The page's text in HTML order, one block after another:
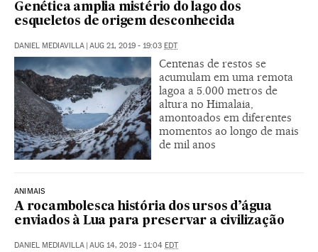
Genética amplia mistério do lago dos
esqueletos de origem desconhecida
DANIEL MEDIAVILLA | AUG 21, 2019 - 19:03 EDT
Centenas de restos se
acumulam em uma remota
lagoa a 5.000 metros de
altura no Himalaia,
amontoados em diferentes
momentos ao longo de mais
de mil anos
ANIMAIS
A rocambolesca história dos ursos d’água
enviados à Lua para preservar a civilização
DANIEL MEDIAVILLA | AUG 14, 2019 - 11:04 EDT